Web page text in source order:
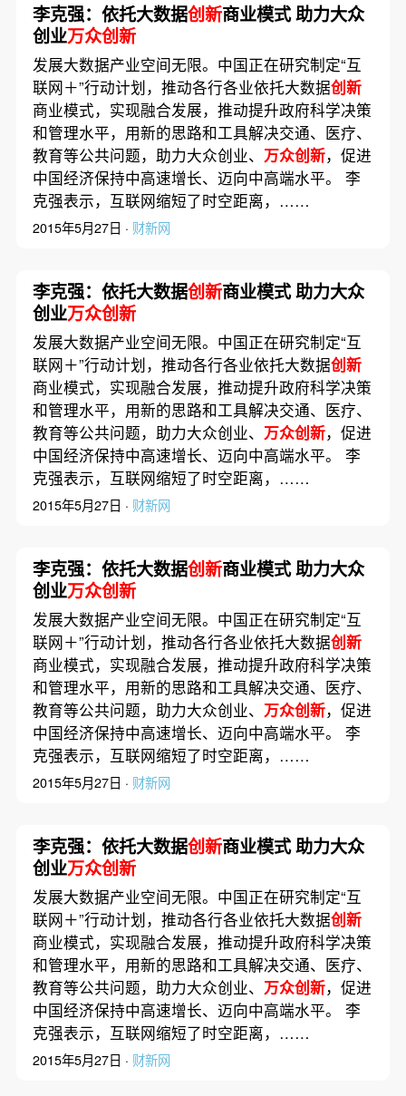
李克强：依托大数据创新商业模式 助力大众
创业万众创新
发展大数据产业空间无限。中国正在研究制定“互
联网＋”行动计划，推动各行各业依托大数据创新
商业模式，实现融合发展，推动提升政府科学决策
和管理水平，用新的思路和工具解决交通、医疗、
教育等公共问题，助力大众创业、 万众创新，促进
中国经济保持中高速增长、迈向中高端水平。 李
克强表示，互联网缩短了时空距离，……
2015年5月27日 · 财新网
李克强：依托大数据创新商业模式 助力大众
创业万众创新
发展大数据产业空间无限。中国正在研究制定“互
联网＋”行动计划，推动各行各业依托大数据创新
商业模式，实现融合发展，推动提升政府科学决策
和管理水平，用新的思路和工具解决交通、医疗、
教育等公共问题，助力大众创业、 万众创新，促进
中国经济保持中高速增长、迈向中高端水平。 李
克强表示，互联网缩短了时空距离，……
2015年5月27日 · 财新网
李克强：依托大数据创新商业模式 助力大众
创业万众创新
发展大数据产业空间无限。中国正在研究制定“互
联网＋”行动计划，推动各行各业依托大数据创新
商业模式，实现融合发展，推动提升政府科学决策
和管理水平，用新的思路和工具解决交通、医疗、
教育等公共问题，助力大众创业、 万众创新，促进
中国经济保持中高速增长、迈向中高端水平。 李
克强表示，互联网缩短了时空距离，……
2015年5月27日 · 财新网
李克强：依托大数据创新商业模式 助力大众
创业万众创新
发展大数据产业空间无限。中国正在研究制定“互
联网＋”行动计划，推动各行各业依托大数据创新
商业模式，实现融合发展，推动提升政府科学决策
和管理水平，用新的思路和工具解决交通、医疗、
教育等公共问题，助力大众创业、 万众创新，促进
中国经济保持中高速增长、迈向中高端水平。 李
克强表示，互联网缩短了时空距离，……
2015年5月27日 · 财新网